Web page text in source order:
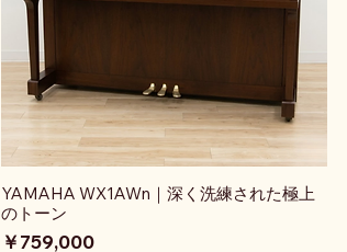
YAMAHA WX1AWn｜深く洗練された極上
のトーン
価格
￥759,000